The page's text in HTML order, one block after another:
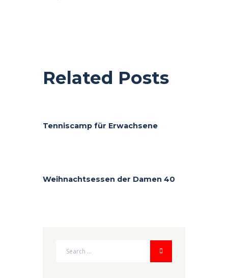
Related Posts
Tenniscamp für Erwachsene
Weihnachtsessen der Damen 40